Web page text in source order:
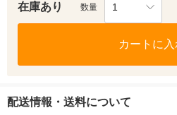
在庫あり 数量 1
カートに入
配送情報・送料について